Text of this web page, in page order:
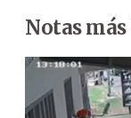
Notas